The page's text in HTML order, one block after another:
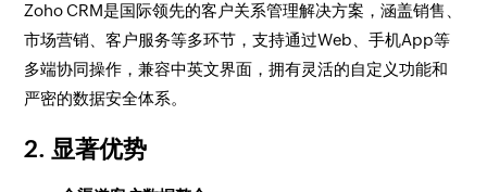
Zoho CRM是国际领先的客户关系管理解决方案，涵盖销售、
市场营销、客户服务等多环节，支持通过Web、手机App等
多端协同操作，兼容中英文界面，拥有灵活的自定义功能和
严密的数据安全体系。
2. 显著优势